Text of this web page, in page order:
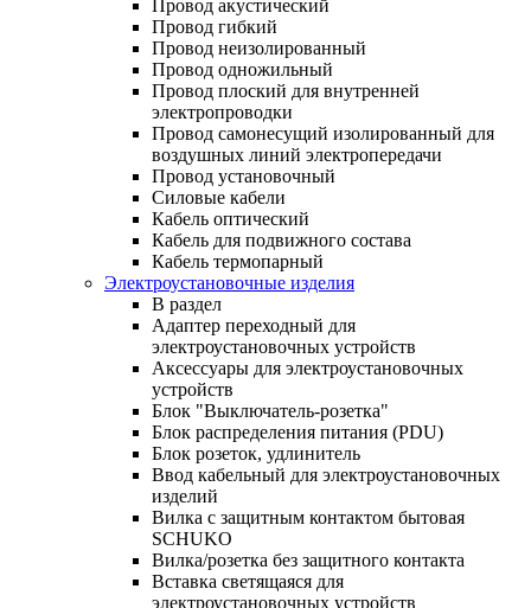
Провод акустический
Провод гибкий
Провод неизолированный
Провод одножильный
Провод плоский для внутренней
электропроводки
Провод самонесущий изолированный для
воздушных линий электропередачи
Провод установочный
Силовые кабели
Кабель оптический
Кабель для подвижного состава
Кабель термопарный
Электроустановочные изделия
В раздел
Адаптер переходный для
электроустановочных устройств
Аксессуары для электроустановочных
устройств
Блок "Выключатель-розетка"
Блок распределения питания (PDU)
Блок розеток, удлинитель
Ввод кабельный для электроустановочных
изделий
Вилка с защитным контактом бытовая
SCHUKO
Вилка/розетка без защитного контакта
Вставка светящаяся для
электроустановочных устройств